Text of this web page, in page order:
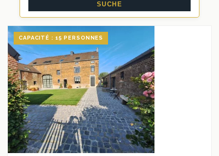
CAPACITÉ : 15 PERSONNES